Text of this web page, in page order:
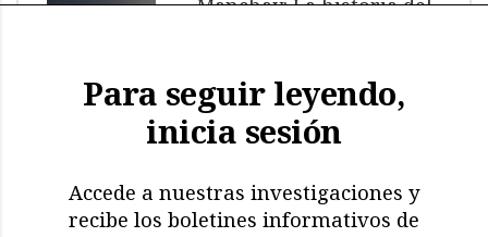
El impacto de El Niño: más
mamíferos marinos
muertos
Para seguir leyendo,
inicia sesión
Accede a nuestras investigaciones y
recibe los boletines informativos de